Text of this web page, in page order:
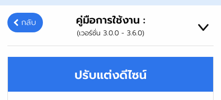
กลับ คู่มือการใช้งาน :
(เวอร์ชั่น 3.0.0 - 3.6.0)
ปรับแต่งดีไซน์